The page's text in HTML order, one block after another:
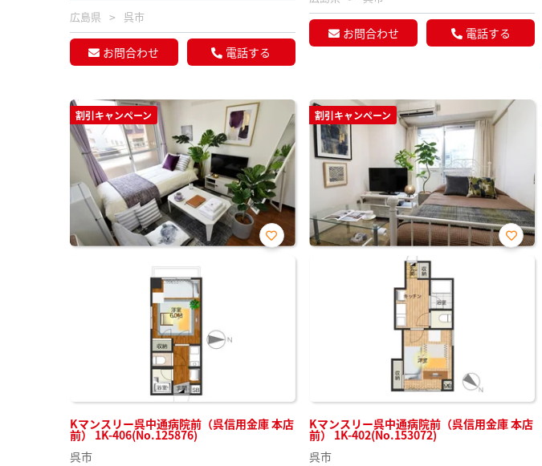
広島県 呉市
お問合わせ 電話する
お問合わせ 電話する
割引キャンペーン
Kマンスリー呉中通病院前（呉信用金庫 本店
前） 1K-406(No.125876)
お気
呉市
割引キャンペーン
Kマンスリー呉中通病院前（呉信用金庫 本店
前） 1K-402(No.153072)
お気
呉市